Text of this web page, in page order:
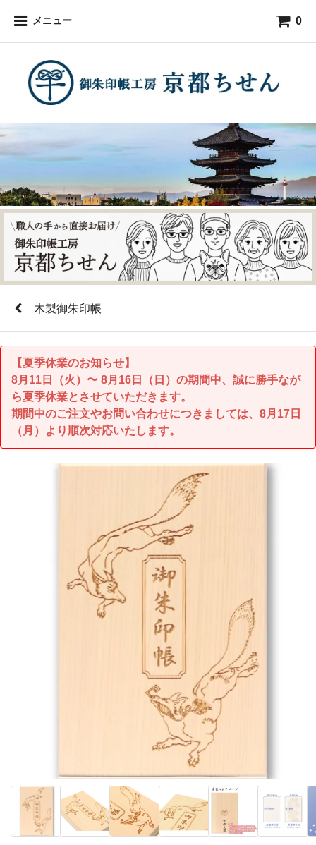
メニュー 0
木製御朱印帳
【夏季休業のお知らせ】
8月11日（火）〜 8月16日（日）の期間中、誠に勝手なが
ら夏季休業とさせていただきます。
期間中のご注文やお問い合わせにつきましては、8月17日
（月）より順次対応いたします。